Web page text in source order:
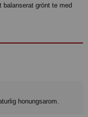
grönt te med
honungsarom.